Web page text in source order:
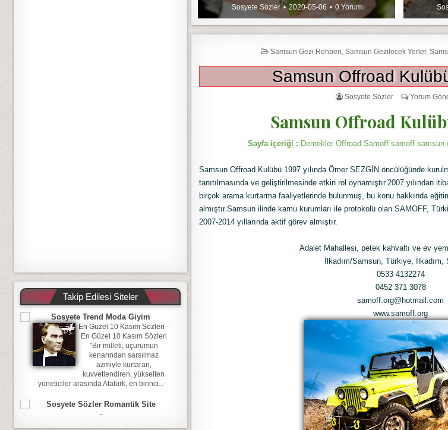
Sosyete Sözler 2020-05-06 0 Yorum
Samsun Gezi Rehberi, Samsun Gezilecek Yerler,
Samsun Offroad
Sosyete Sözler Yorum
Samsun Offroad
Sayfa içeriği : Dernekler Offroad Samoff samoff
Samsun Offroad Kulübü 1997 yılında Ömer SEZGİN öncülüğünde
tanıtılmasında ve geliştirilmesinde etkin rol oynamıştır.2007 yılından
birçok arama kurtarma faaliyetlerinde bulunmuş, bu konu hakkında
almıştır.Samsun ilinde kamu kurumları ile protokolü olan SAMOFF,
2007-2014 yıllarında aktif görev almıştır.
Adalet Mahallesi, petek kahvaltı ve ev
İlkadım/Samsun, Türkiye, İlkadım,
0533 4132274
0452 371 3078
samoff.org@hotmail.com
www.samoff.org
Takip Edilesi Siteler
Sosyete Trend Moda Giyim
En Güzel 10 Kasım Sözleri -
En Güzel 10 Kasım Sözleri
”Bir milleti, uçurumun
kenarından sarsılmaz
azmiyle kurtaran,
kuvvetlendiren, yükselten
yöneticiler arasında Atatürk, en birinci...
Sosyete Sözler Romantik Site
-